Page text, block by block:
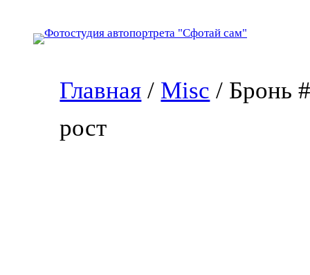
Главная / Misc / Бронь
рост